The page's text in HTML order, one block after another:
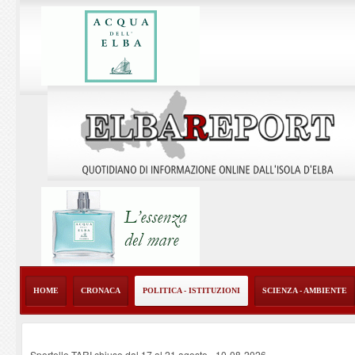
HOME CRONACA POLITICA - ISTITUZIONI SCIENZA - AMBIENTE